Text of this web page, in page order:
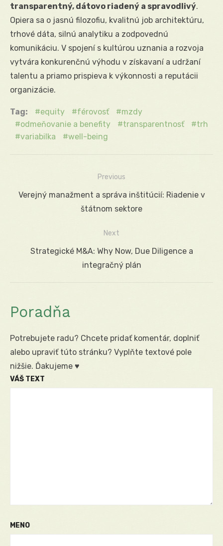
transparentný, dátovo riadený a spravodlivý.
Opiera sa o jasnú filozofiu, kvalitnú job architektúru,
trhové dáta, silnú analytiku a zodpovednú
komunikáciu. V spojení s kultúrou uznania a rozvoja
vytvára konkurenčnú výhodu v získavaní a udržaní
talentu a priamo prispieva k výkonnosti a reputácii
organizácie.
Tag: equity férovosť
mzdy
odmeňovanie a benefity
transparentnosť
trh
variabilka
well-being
Navigácia
Previous
Previous
Verejný manažment a správa inštitúcií: Riadenie v
štátnom sektore
Next
NextStrategické M&A: Why Now, Due Diligence a
integračný plán
Poradňa
Potrebujete radu? Chcete pridať komentár, doplniť
alebo upraviť túto stránku? Vyplňte textové pole
nižšie. Ďakujeme ♥
VÁŠ TEXT
MENO